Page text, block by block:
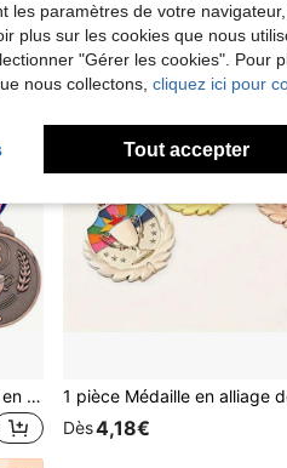
15 pièces Médailles à numéros en alliage de zinc, médailles de récompense en métal pour 1ère/2ème/3ème place, un ensemble de 3 pièces or, argent, bronze, médailles légères
Dès4,18€
les paramètres de votre
plus sur les cookies que nous
"Gérer les cookies". Pour
nous collectons, cliquez ici pour
Tout accepter